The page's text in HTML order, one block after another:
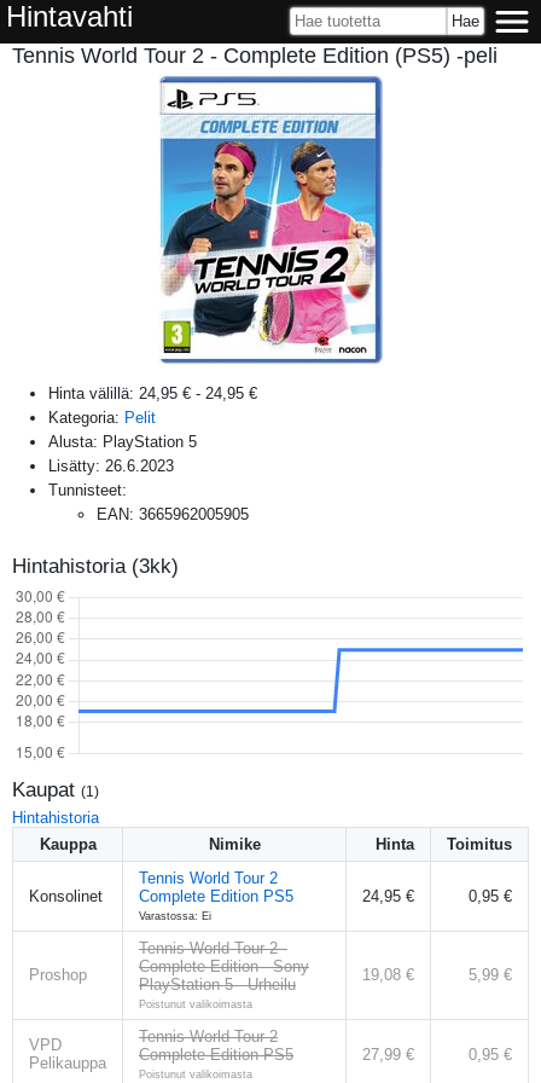
Hintavahti
Tennis World Tour 2 - Complete Edition (PS5) -peli
Hinta välillä: 24,95 € - 24,95 €
Kategoria: Pelit
Alusta: PlayStation 5
Lisätty: 26.6.2023
Tunnisteet:
EAN: 3665962005905
Hintahistoria (3kk)
Kaupat (1 )
Hintahistoria
Kauppa
Nimike Hinta Toimitus
Konsolinet
Tennis World Tour 2
Complete Edition PS5
Varastossa: Ei
24,95 € 0,95 €
Proshop
Tennis World Tour 2 -
Complete Edition - Sony
PlayStation 5 - Urheilu
Poistunut valikoimasta
19,08 € 5,99 €
VPD
Pelikauppa
Tennis World Tour 2
Complete Edition PS5
Poistunut valikoimasta
27,99 € 0,95 €